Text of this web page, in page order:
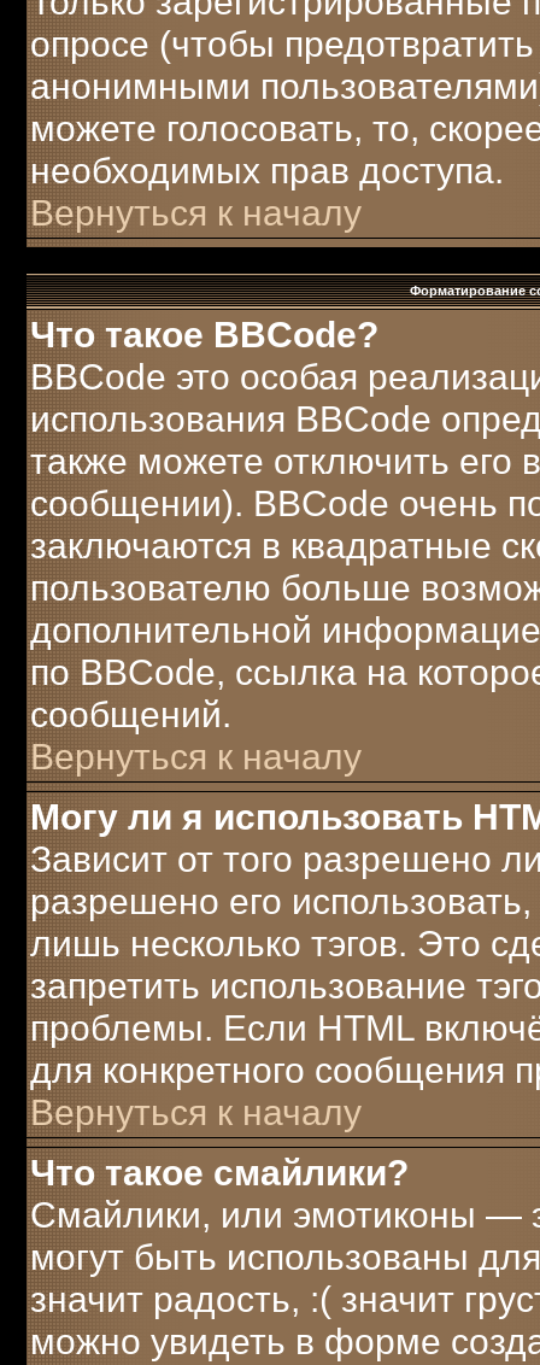
опросе (чтобы
анонимными
можете голосовать, то,
необходимых прав доступа.
Вернуться к началу
Форматирование
Что такое BBCode?
BBCode это особая
использования BBCode
также можете отключить
сообщении). BBCode очень
заключаются в квадратные
пользователю больше
дополнительной
по BBCode, ссылка на
сообщений.
Вернуться к началу
Могу ли я использовать
Зависит от того разрешено
разрешено его
лишь несколько тэгов. Это
запретить использование
проблемы. Если HTML
для конкретного сообщения
Вернуться к началу
Что такое смайлики?
Смайлики, или эмотиконы —
могут быть использованы
значит радость, :( значит
можно увидеть в форме